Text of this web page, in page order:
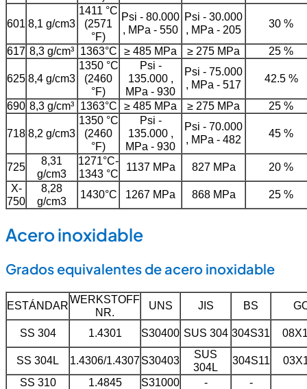
601 8,1 g/cm3
1411 °C
(2571
°F)
Psi - 80.000
, MPa - 550
Psi - 30.000
, MPa - 205
30 %
617 8,3 g/cm³ 1363°C ≥ 485 MPa ≥ 275 MPa 25 %
625 8,4 g/cm3
1350 °C
(2460
°F)
Psi -
135.000 ,
MPa - 930
Psi - 75.000
, MPa - 517
42.5 %
690 8,3 g/cm³ 1363°C ≥ 485 MPa ≥ 275 MPa 25 %
718 8,2 g/cm3
1350 °C
(2460
°F)
Psi -
135.000 ,
MPa - 930
Psi - 70.000
, MPa - 482
45 %
725
8,31
g/cm3
1271°C-
1343 °C
1137 MPa 827 MPa
20 %
X-
750
8,28
g/cm3
1430°C 1267 MPa 868 MPa 25 %
Acero inoxidable
Grados equivalentes de acero inoxidable
ESTÁNDARWERKSTOFF
NR.
UNS JIS BS
SS 304 1.4301 S30400 SUS 304 304S31
SS 304L 1.4306/1.4307S30403
SUS
304L
304S11
SS 310
1.4845 S31000 - -